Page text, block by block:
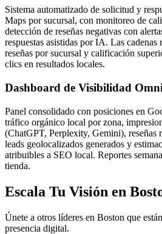
Sistema automatizado de solicitud y
Maps por sucursal, con monitoreo de
detección de reseñas negativas con
respuestas asistidas por IA. Las cadenas
reseñas por sucursal y calificación
clics en resultados locales.
Dashboard de Visibilidad
Panel consolidado con posiciones en
tráfico orgánico local por zona,
(ChatGPT, Perplexity, Gemini), reseñas
leads geolocalizados generados y
atribuibles a SEO local. Reportes
tienda.
Escala Tu Visión en
Únete a otros líderes en Boston que
presencia digital.